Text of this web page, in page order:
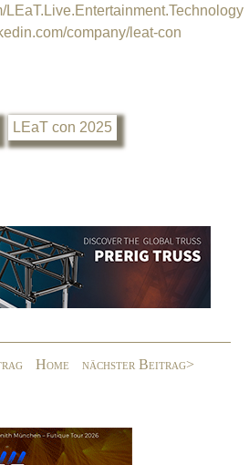
LEaT.Live.Entertainment.Technology
company/leat-con
LEaT con 2025
Home nächster Beitrag>